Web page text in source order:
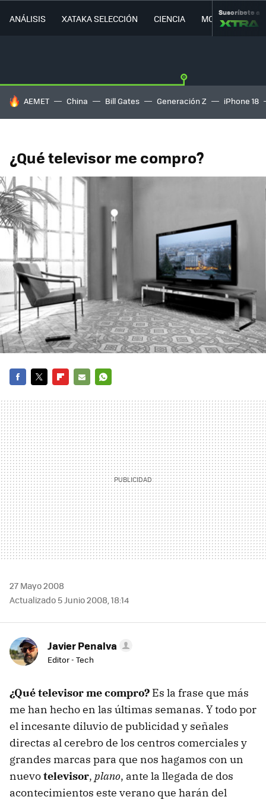
ANÁLISIS XATAKA SELECCIÓN CIENCIA MOVILIDAD
Suscríbete a
HOY SE HABLA DE
AEMET China Bill Gates Generación Z iPhone 18
¿Qué televisor me compro?
MAIL
27 Mayo 2008
Actualizado 5 Junio 2008, 18:14
Javier Penalva
Editor - Tech
¿Qué televisor me compro? Es la frase que más
me han hecho en las últimas semanas. Y todo por
el incesante diluvio de publicidad y señales
directas al cerebro de los centros comerciales y
grandes marcas para que nos hagamos con un
nuevotelevisor, plano, ante la llegada de dos
acontecimientos este verano que harán del